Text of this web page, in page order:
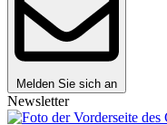
Melden Sie sich an
Newsletter